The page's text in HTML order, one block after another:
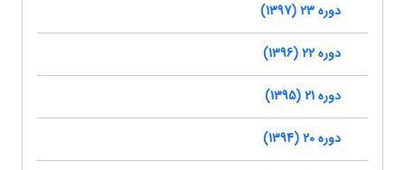
دوره 23 (1397)
دوره 22 (1396)
دوره 21 (1395)
دوره 20 (1394)